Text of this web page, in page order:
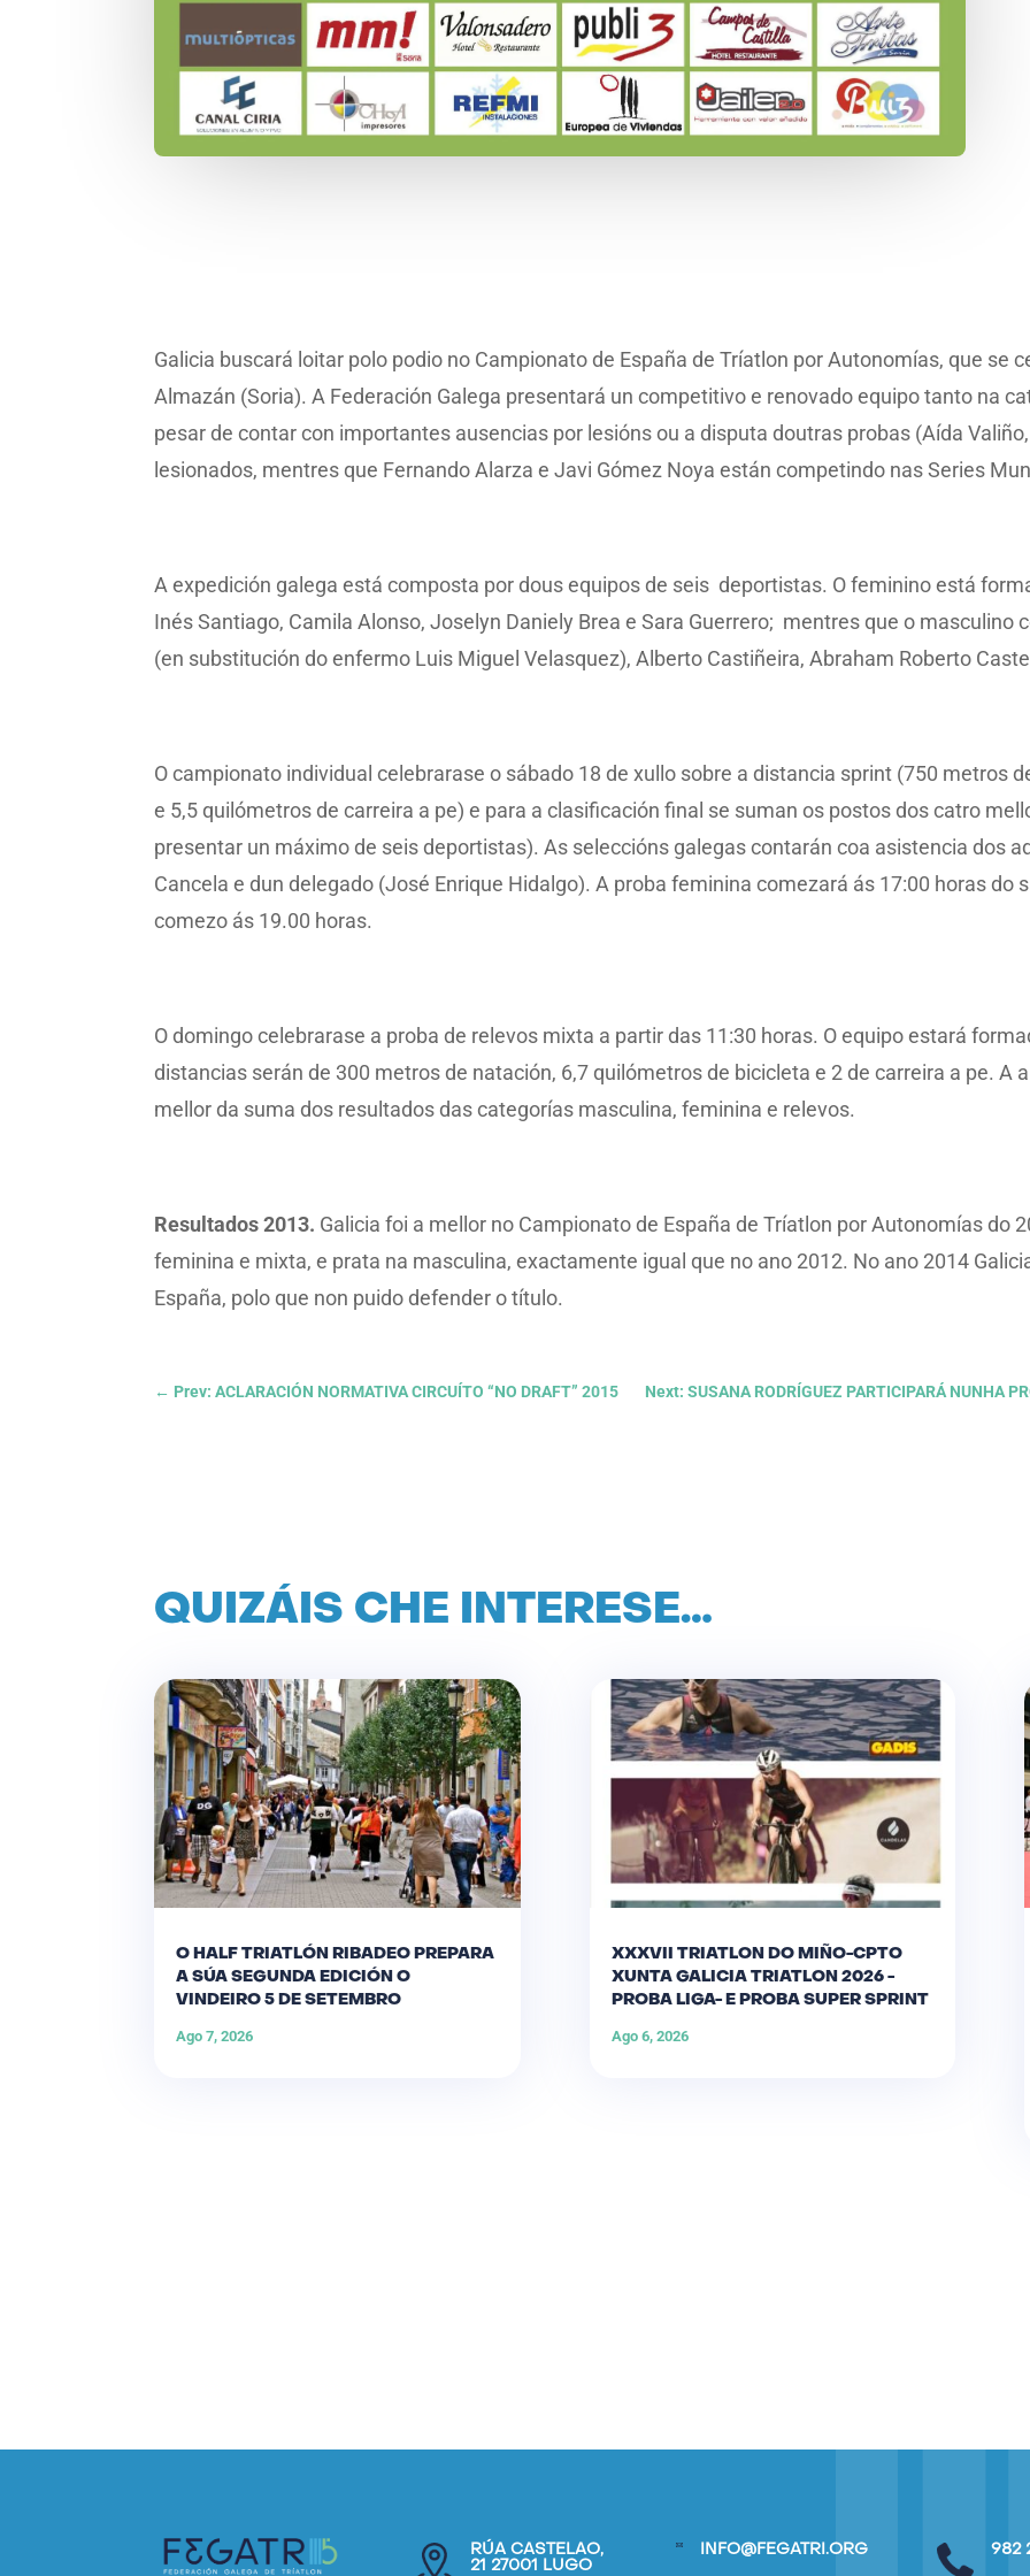
Galicia buscará loitar polo podio no Campionato de España de Tríatlon por Autonomías, que se
Almazán (Soria). A Federación Galega presentará un competitivo e renovado equipo tanto na
pesar de contar con importantes ausencias por lesións ou a disputa doutras probas (Aída
lesionados, mentres que Fernando Alarza e Javi Gómez Noya están competindo nas Series
A expedición galega está composta por dous equipos de seis deportistas. O feminino está
Inés Santiago, Camila Alonso, Joselyn Daniely Brea e Sara Guerrero; mentres que o masculino
(en substitución do enfermo Luis Miguel Velasquez), Alberto Castiñeira, Abraham Roberto
O campionato individual celebrarase o sábado 18 de xullo sobre a distancia sprint (750 metros
e 5,5 quilómetros de carreira a pe) e para a clasificación final se suman os postos dos catro
presentar un máximo de seis deportistas). As seleccións galegas contarán coa asistencia dos
Cancela e dun delegado (José Enrique Hidalgo). A proba feminina comezará ás 17:00 horas do
comezo ás 19.00 horas.
O domingo celebrarase a proba de relevos mixta a partir das 11:30 horas. O equipo estará
distancias serán de 300 metros de natación, 6,7 quilómetros de bicicleta e 2 de carreira a pe. A
mellor da suma dos resultados das categorías masculina, feminina e relevos.
Resultados 2013. Galicia foi a mellor no Campionato de España de Tríatlon por Autonomías do
feminina e mixta, e prata na masculina, exactamente igual que no ano 2012. No ano 2014
España, polo que non puido defender o título.
← Prev: ACLARACIÓN NORMATIVA CIRCUÍTO “NO DRAFT” 2015 Next: SUSANA RODRÍGUEZ PARTICIPARÁ NUNHA
QUIZÁIS CHE INTERESE…
O HALF TRIATLÓN RIBADEO PREPARA
A SÚA SEGUNDA EDICIÓN O
VINDEIRO 5 DE SETEMBRO
Ago 7, 2026
XXXVII TRIATLON DO MIÑO-CPTO
XUNTA GALICIA TRIATLON 2026 -
PROBA LIGA- E PROBA SUPER SPRINT
Ago 6, 2026
RÚA CASTELAO,
21 27001 LUGO
INFO@FEGATRI.ORG 982